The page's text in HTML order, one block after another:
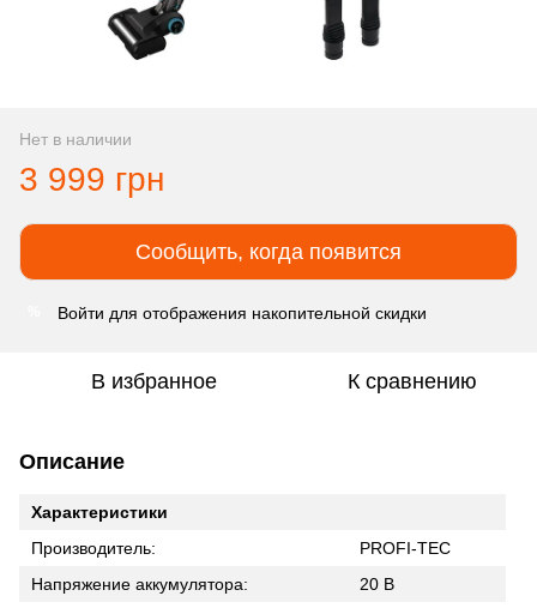
Нет в наличии
3 999 грн
Сообщить, когда появится
Войти для отображения накопительной скидки
В избранное К сравнению
Описание
Характеристики
Производитель:
PROFI-TEC
Напряжение аккумулятора:
20 В